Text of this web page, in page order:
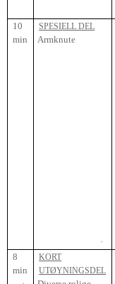
10
min
SPESIELL DEL
· Armknute
·
8
min
KORT
UTØYNINGSDEL